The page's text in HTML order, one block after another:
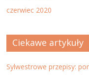
czerwiec 2020
Ciekawe artykuły
Sylwestrowe przepisy: